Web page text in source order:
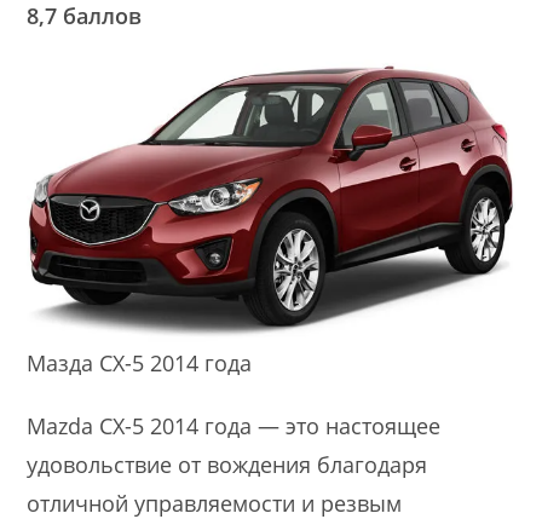
8,7 баллов
Мазда CX-5 2014 года
Mazda CX-5 2014 года — это настоящее
удовольствие от вождения благодаря
отличной управляемости и резвым